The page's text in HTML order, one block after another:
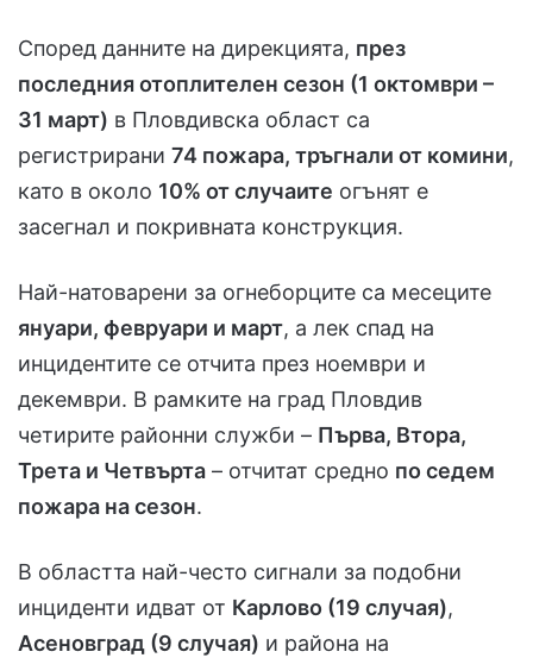
Според данните на дирекцията, през
последния отоплителен сезон (1 октомври –
31 март) в Пловдивска област са
регистрирани 74 пожара, тръгнали от комини,
като в около 10% от случаите огънят е
засегнал и покривната конструкция.
Най-натоварени за огнеборците са месеците
януари, февруари и март, а лек спад на
инцидентите се отчита през ноември и
декември. В рамките на град Пловдив
четирите районни служби – Първа, Втора,
Трета и Четвърта – отчитат средно по седем
пожара на сезон.
В областта най-често сигнали за подобни
инциденти идват от Карлово (19 случая),
Асеновград (9 случая) и района на